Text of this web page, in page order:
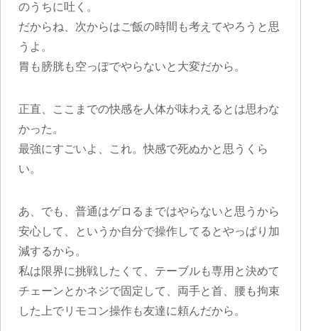
のうちに吐く。
だからね、次からはご飯の時間も考えてやろうと思
うよ。
胃も膀胱も空っぽでやらないと大変だから。
正直、ここまでの快感を人体が味わえるとは思わな
かった。
最強にすごいよ、これ。快感で死ぬかと思うくら
い。
あ、でも、普通はゲロるまではやらないと思うから
安心して、というか自分で操作してるとやっぱり加
減するから。
私は限界に挑戦したくて、テーブルも専用と決めて
チェーンとかネジで固定して、両手と首、腰も拘束
した上でリモコン操作も友達に頼んだから。